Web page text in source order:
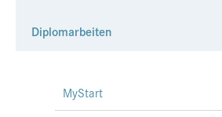
Diplomarbeiten
MyStart